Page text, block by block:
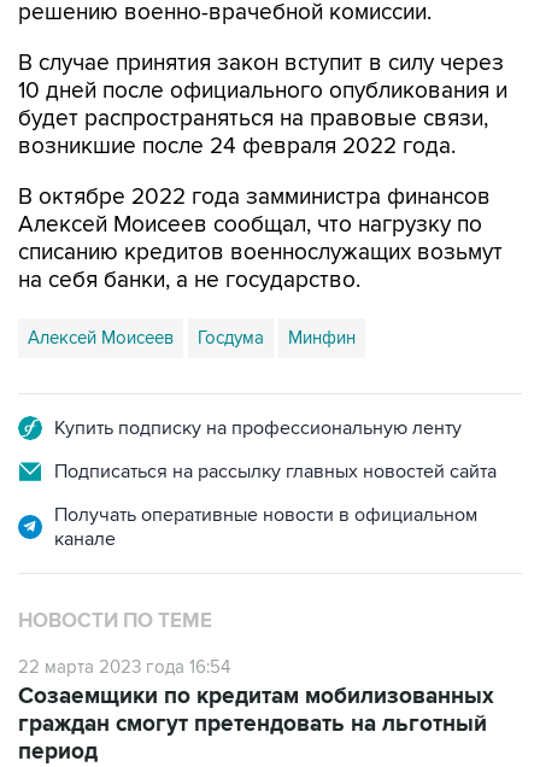
решению военно-врачебной комиссии.
В случае принятия закон вступит в силу через
10 дней после официального опубликования и
будет распространяться на правовые связи,
возникшие после 24 февраля 2022 года.
В октябре 2022 года замминистра финансов
Алексей Моисеев сообщал, что нагрузку по
списанию кредитов военнослужащих возьмут
на себя банки, а не государство.
Алексей Моисеев Госдума Минфин
Купить подписку на профессиональную ленту
Подписаться на рассылку главных новостей сайта
Получать оперативные новости в официальном
канале
НОВОСТИ ПО ТЕМЕ
22 марта 2023 года 16:54
Созаемщики по кредитам мобилизованных
граждан смогут претендовать на льготный
период